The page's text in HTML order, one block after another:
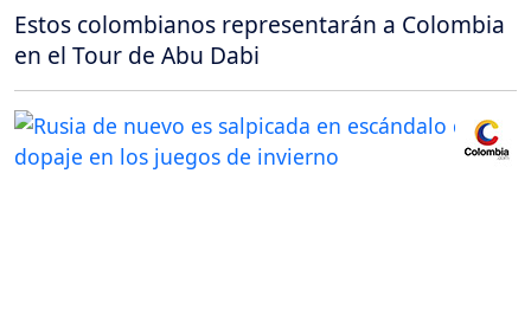
Estos colombianos representarán a Colombia
en el Tour de Abu Dabi